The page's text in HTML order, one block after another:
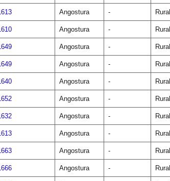
Angostura - Rural
Angostura - Rural
Angostura - Rural
Angostura - Rural
Angostura - Rural
Angostura - Rural
Angostura - Rural
Angostura - Rural
Angostura - Rural
Angostura - Rural